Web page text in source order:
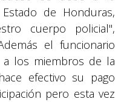
de Honduras,
cuerpo policial",
el funcionario
los miembros de la
efectivo su pago
pero esta vez